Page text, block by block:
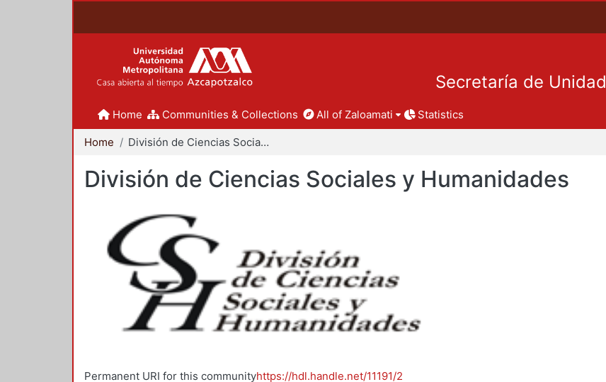
Secretaría de Unidad
Home Communities & Collections All of Zaloamati Statistics
Home División de Ciencias Sociales y Humanidades
División de Ciencias Sociales y Humanidades
Permanent URI for this communityhttps://hdl.handle.net/11191/2